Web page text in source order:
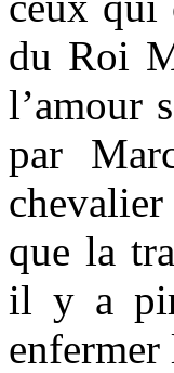
du Roi
l’amour
par
que la
il y a
enfermer